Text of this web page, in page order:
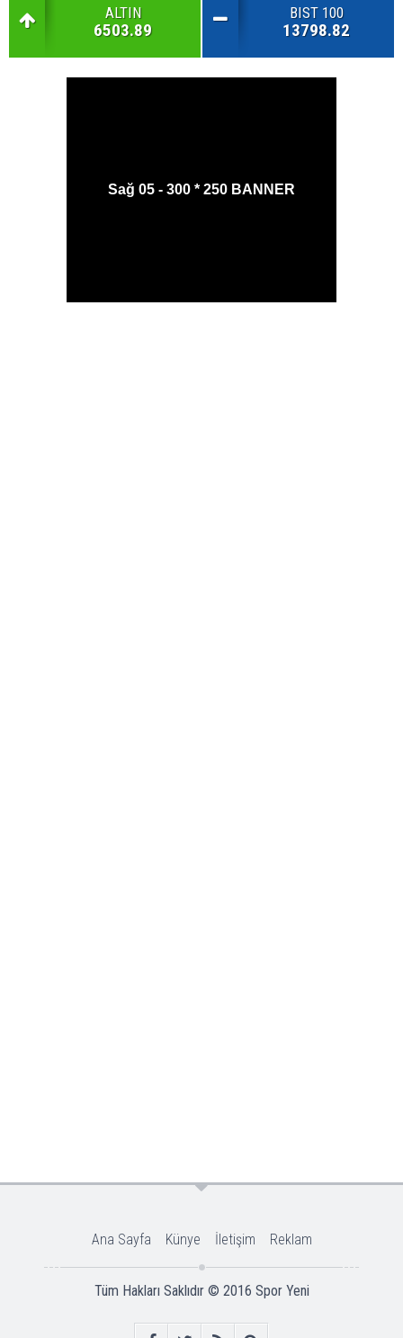
ALTIN
6503.89
BIST 100
13798.82
Sağ 05 - 300 * 250 BANNER
Ana Sayfa Künye İletişim Reklam
Tüm Hakları Saklıdır © 2016 Spor Yeni